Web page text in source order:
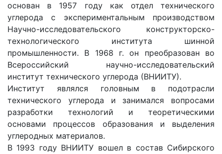
основан в 1957 году как отдел технического
углерода с экспериментальным производством
Научно-исследовательского конструкторско-
технологического института шинной
промышленности. В 1968 г. он преобразован во
Всероссийский научно-исследовательский
институт технического углерода (ВНИИТУ).
Институт являлся головным в подотрасли
технического углерода и занимался вопросами
разработки технологий и теоретическими
основами процессов образования и выделения
углеродных материалов.
В 1993 году ВНИИТУ вошел в состав Сибирского